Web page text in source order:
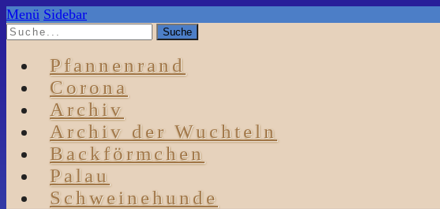
Menü Sidebar
Pfannenrand
Corona
Archiv
Archiv der Wuchteln
Backförmchen
Palau
Schweinehunde